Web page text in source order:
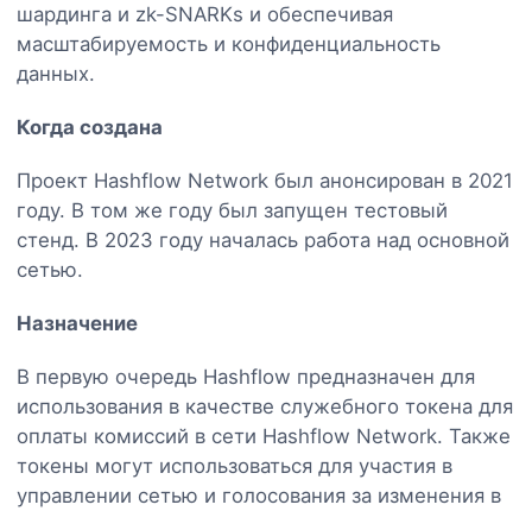
шардинга и zk-SNARKs и обеспечивая
масштабируемость и конфиденциальность
данных.
Когда создана
Проект Hashflow Network был анонсирован в 2021
году. В том же году был запущен тестовый
стенд. В 2023 году началась работа над основной
сетью.
Назначение
В первую очередь Hashflow предназначен для
использования в качестве служебного токена для
оплаты комиссий в сети Hashflow Network. Также
токены могут использоваться для участия в
управлении сетью и голосования за изменения в